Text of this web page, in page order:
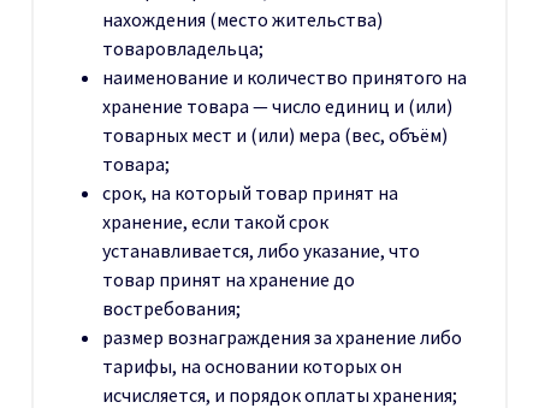
нахождения (место жительства)
товаровладельца;
наименование и количество принятого на
хранение товара — число единиц и (или)
товарных мест и (или) мера (вес, объём)
товара;
срок, на который товар принят на
хранение, если такой срок
устанавливается, либо указание, что
товар принят на хранение до
востребования;
размер вознаграждения за хранение либо
тарифы, на основании которых он
исчисляется, и порядок оплаты хранения;